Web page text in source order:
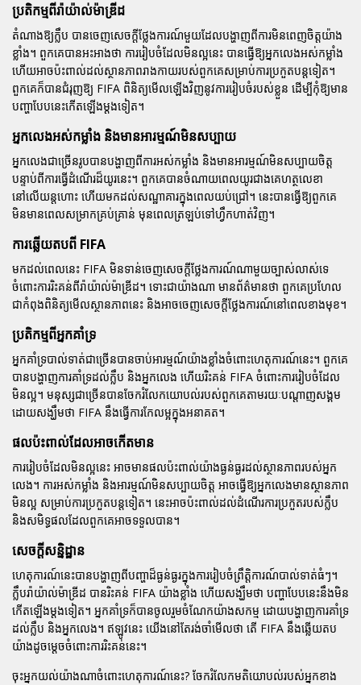
ប្រតិកម្មពីរ៉ាយ៉ាល់ម៉ាឌ្រីដ
តំណាងឱ្យក្លឹប បានចេញសេចក្តីថ្លែងការណ៍មួយដែលបង្ហាញពីការមិនពេញចិត្តយ៉ាង
ខ្លាំង។ ពួកគេបានអះអាងថា ការរៀបចំដែលមិនល្អនេះ បានធ្វើឱ្យអ្នកលេងអស់កម្លាំង
ហើយអាចប៉ះពាល់ដល់ស្ថានភាពរាងកាយរបស់ពួកគេសម្រាប់ការប្រកួតបន្តទៀត។
ពួកគេក៏បានជំរុញឱ្យ FIFA ពិនិត្យមើលឡើងវិញនូវការរៀបចំរបស់ខ្លួន ដើម្បីកុំឱ្យមាន
បញ្ហាបែបនេះកើតឡើងម្តងទៀត។
អ្នកលេងអស់កម្លាំង និងមានអារម្មណ៍មិនសប្បាយ
អ្នកលេងជាច្រើនរូបបានបង្ហាញពីការអស់កម្លាំង និងមានអារម្មណ៍មិនសប្បាយចិត្ត
បន្ទាប់ពីការធ្វើដំណើរដ៏យូរនេះ។ ពួកគេបានចំណាយពេលយូរជាងគេហត្ថលេខា
នៅលើយន្តហោះ ហើយមកដល់សណ្ឋាគារក្នុងពេលយប់ជ្រៅ។ នេះបានធ្វើឱ្យពួកគេ
មិនមានពេលសម្រាកគ្រប់គ្រាន់ មុនពេលត្រឡប់ទៅហ្វឹកហាត់វិញ។
ការឆ្លើយតបពី FIFA
មកដល់ពេលនេះ FIFA មិនទាន់ចេញសេចក្តីថ្លែងការណ៍ណាមួយច្បាស់លាស់ទេ
ចំពោះការរិះគន់ពីរ៉ាយ៉ាល់ម៉ាឌ្រីដ។ ទោះជាយ៉ាងណា មានព័ត៌មានថា ពួកគេប្រហែល
ជាកំពុងពិនិត្យមើលស្ថានភាពនេះ និងអាចចេញសេចក្តីថ្លែងការណ៍នៅពេលខាងមុខ។
ប្រតិកម្មពីអ្នកគាំទ្រ
អ្នកគាំទ្របាល់ទាត់ជាច្រើនបានចាប់អារម្មណ៍យ៉ាងខ្លាំងចំពោះហេតុការណ៍នេះ។ ពួកគេ
បានបង្ហាញការគាំទ្រដល់ក្លឹប និងអ្នកលេង ហើយរិះគន់ FIFA ចំពោះការរៀបចំដែល
មិនល្អ។ មនុស្សជាច្រើនបានចែករំលែកយោបល់របស់ពួកគេតាមរយៈបណ្តាញសង្គម
ដោយសង្ឃឹមថា FIFA នឹងធ្វើការកែលម្អក្នុងអនាគត។
ផលប៉ះពាល់ដែលអាចកើតមាន
ការរៀបចំដែលមិនល្អនេះ អាចមានផលប៉ះពាល់យ៉ាងធ្ងន់ធ្ងរដល់ស្ថានភាពរបស់អ្នក
លេង។ ការអស់កម្លាំង និងអារម្មណ៍មិនសប្បាយចិត្ត អាចធ្វើឱ្យអ្នកលេងមានស្ថានភាព
មិនល្អ សម្រាប់ការប្រកួតបន្តទៀត។ នេះអាចប៉ះពាល់ដល់ដំណើរការប្រកួតរបស់ក្លឹប
និងសមិទ្ធផលដែលពួកគេអាចទទួលបាន។
សេចក្តីសន្និដ្ឋាន
ហេតុការណ៍នេះបានបង្ហាញពីបញ្ហាដ៏ធ្ងន់ធ្ងរក្នុងការរៀបចំព្រឹត្តិការណ៍បាល់ទាត់ធំៗ។
ក្លឹបរ៉ាយ៉ាល់ម៉ាឌ្រីដ បានរិះគន់ FIFA យ៉ាងខ្លាំង ហើយសង្ឃឹមថា បញ្ហាបែបនេះនឹងមិន
កើតឡើងម្តងទៀត។ អ្នកគាំទ្រក៏បានចូលរួមចំណែកយ៉ាងសកម្ម ដោយបង្ហាញការគាំទ្រ
ដល់ក្លឹប និងអ្នកលេង។ ឥឡូវនេះ យើងនៅតែរង់ចាំមើលថា តើ FIFA នឹងឆ្លើយតប
យ៉ាងដូចម្តេចចំពោះការរិះគន់នេះ។
ចុះអ្នកយល់យ៉ាងណាចំពោះហេតុការណ៍នេះ? ចែករំលែកមតិយោបល់របស់អ្នកខាង